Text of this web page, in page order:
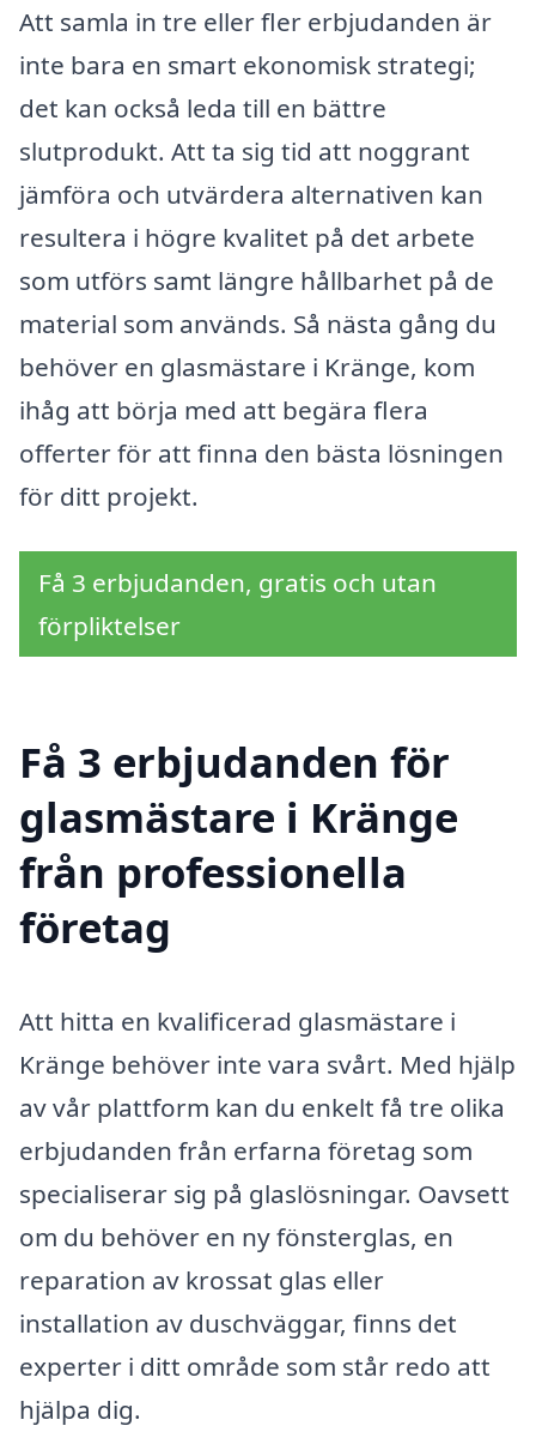
Att samla in tre eller fler erbjudanden är
inte bara en smart ekonomisk strategi;
det kan också leda till en bättre
slutprodukt. Att ta sig tid att noggrant
jämföra och utvärdera alternativen kan
resultera i högre kvalitet på det arbete
som utförs samt längre hållbarhet på de
material som används. Så nästa gång du
behöver en glasmästare i Kränge, kom
ihåg att börja med att begära flera
offerter för att finna den bästa lösningen
för ditt projekt.
Få 3 erbjudanden, gratis och utan
förpliktelser
Få 3 erbjudanden för
glasmästare i Kränge
från professionella
företag
Att hitta en kvalificerad glasmästare i
Kränge behöver inte vara svårt. Med hjälp
av vår plattform kan du enkelt få tre olika
erbjudanden från erfarna företag som
specialiserar sig på glaslösningar. Oavsett
om du behöver en ny fönsterglas, en
reparation av krossat glas eller
installation av duschväggar, finns det
experter i ditt område som står redo att
hjälpa dig.